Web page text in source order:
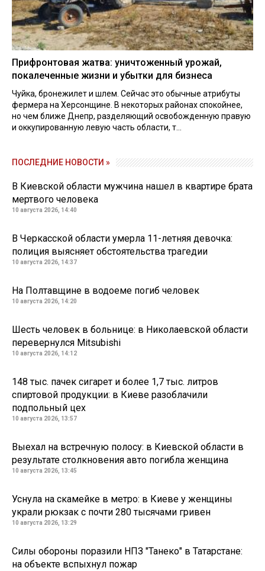
Прифронтовая жатва: уничтоженный урожай,
покалеченные жизни и убытки для бизнеса
Чуйка, бронежилет и шлем. Сейчас это обычные атрибуты
фермера на Херсонщине. В некоторых районах спокойнее,
но чем ближе Днепр, разделяющий освобожденную правую
и оккупированную левую часть области, т...
ПОСЛЕДНИЕ НОВОСТИ »
В Киевской области мужчина нашел в квартире брата
мертвого человека
10 августа 2026, 14:40
В Черкасской области умерла 11-летняя девочка:
полиция выясняет обстоятельства трагедии
10 августа 2026, 14:37
На Полтавщине в водоеме погиб человек
10 августа 2026, 14:20
Шесть человек в больнице: в Николаевской области
перевернулся Mitsubishi
10 августа 2026, 14:12
148 тыс. пачек сигарет и более 1,7 тыс. литров
спиртовой продукции: в Киеве разоблачили
подпольный цех
10 августа 2026, 13:57
Выехал на встречную полосу: в Киевской области в
результате столкновения авто погибла женщина
10 августа 2026, 13:45
Уснула на скамейке в метро: в Киеве у женщины
украли рюкзак с почти 280 тысячами гривен
10 августа 2026, 13:29
Силы обороны поразили НПЗ "Танеко" в Татарстане:
на объекте вспыхнул пожар